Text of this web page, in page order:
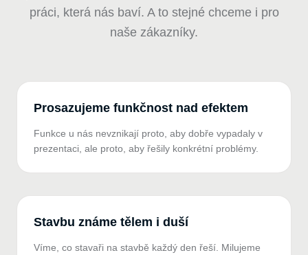
práci, která nás baví. A to stejné chceme i pro
naše zákazníky.
Prosazujeme funkčnost nad efektem
Funkce u nás nevznikají proto, aby dobře vypadaly v
prezentaci, ale proto, aby řešily konkrétní problémy.
Stavbu známe tělem i duší
Víme, co stavaři na stavbě každý den řeší. Milujeme